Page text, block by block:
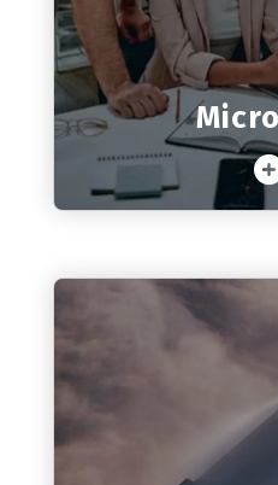
La suite de Office